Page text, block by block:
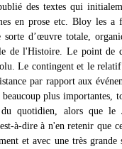
des textes qui
en prose etc. Bloy les a
d’œuvre totale,
de l'Histoire. Le point de
Le contingent et le
par rapport aux
beaucoup plus importantes,
quotidien, alors que le
à-dire à n'en retenir que
et avec une très